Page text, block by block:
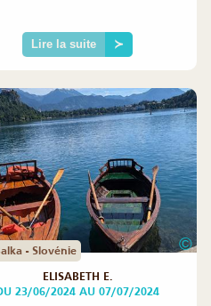
Lire la suite ≻
- Slovénie ©
ELISABETH E.
23/06/2024 AU 07/07/2024